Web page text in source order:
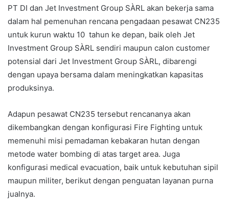
PT DI dan Jet Investment Group SÀRL akan bekerja sama
dalam hal pemenuhan rencana pengadaan pesawat CN235
untuk kurun waktu 10 tahun ke depan, baik oleh Jet
Investment Group SÀRL sendiri maupun calon customer
potensial dari Jet Investment Group SÀRL, dibarengi
dengan upaya bersama dalam meningkatkan kapasitas
produksinya.
Adapun pesawat CN235 tersebut rencananya akan
dikembangkan dengan konfigurasi Fire Fighting untuk
memenuhi misi pemadaman kebakaran hutan dengan
metode water bombing di atas target area. Juga
konfigurasi medical evacuation, baik untuk kebutuhan sipil
maupun militer, berikut dengan penguatan layanan purna
jualnya.